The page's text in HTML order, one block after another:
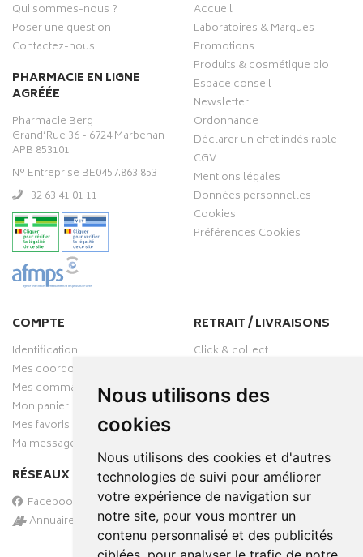
Nous utilisons des
cookies
Nous utilisons des cookies et d'autres
technologies de suivi pour améliorer
votre expérience de navigation sur
notre site, pour vous montrer un
contenu personnalisé et des publicités
Qui sommes-nous ?
Poser une question
Contactez-nous
PHARMACIE EN LIGNE
AGRÉÉE
Pharmacie Berg
Grand’Rue 36 - 6724 Marbehan
APB 853101
N° Entreprise BE0457.863.853
‭+32 63 41 01 11‬
Accueil
Laboratoires & Marques
Promotions
Produits & cosmétique bio
Espace conseil
Newsletter
Ordonnance
Déclarer un effet indésirable
CGV
Mentions légales
Données personnelles
Cookies
Préférences Cookies
COMPTE
Identification
Mes coordonnées
Mes commandes
Mon panier
Mes favoris
Ma messagerie
RÉSEAUX SOCIAUX
Facebook
Annuaire des pharmacies
RETRAIT / LIVRAISONS
Click & collect
PAIEMENT SÉCURISÉ